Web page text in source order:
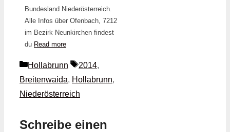
Bundesland Niederösterreich.
Alle Infos über Ofenbach, 7212
im Bezirk Neunkirchen findest
du Read more
Kategorien
Hollabrunn Schlagwörter
2014,
Breitenwaida, Hollabrunn,
Niederösterreich
Schreibe einen